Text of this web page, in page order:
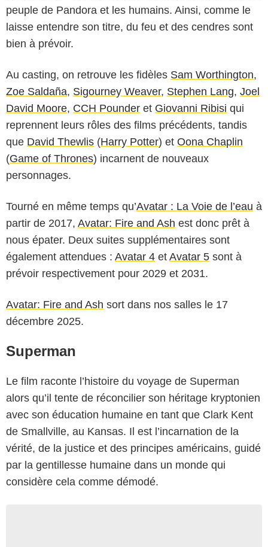
peuple de Pandora et les humains. Ainsi, comme le
laisse entendre son titre, du feu et des cendres sont
bien à prévoir.
Au casting, on retrouve les fidèles Sam Worthington,
Zoe Saldaña, Sigourney Weaver, Stephen Lang, Joel
David Moore, CCH Pounder et Giovanni Ribisi qui
reprennent leurs rôles des films précédents, tandis
que David Thewlis (Harry Potter) et Oona Chaplin
(Game of Thrones) incarnent de nouveaux
personnages.
Tourné en même temps qu’Avatar : La Voie de l’eau à
partir de 2017, Avatar: Fire and Ash est donc prêt à
nous épater. Deux suites supplémentaires sont
également attendues : Avatar 4 et Avatar 5 sont à
prévoir respectivement pour 2029 et 2031.
Avatar: Fire and Ash sort dans nos salles le 17
décembre 2025.
Superman
Le film raconte l’histoire du voyage de Superman
alors qu’il tente de réconcilier son héritage kryptonien
avec son éducation humaine en tant que Clark Kent
de Smallville, au Kansas. Il est l’incarnation de la
vérité, de la justice et des principes américains, guidé
par la gentillesse humaine dans un monde qui
considère cela comme démodé.